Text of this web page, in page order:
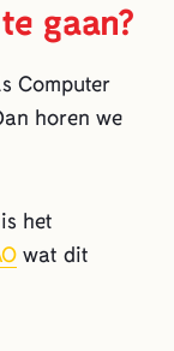
gaan?
Computer
horen we
het
wat dit